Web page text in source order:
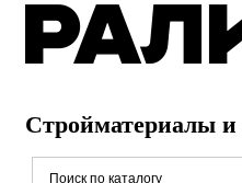
Стройматериалы и